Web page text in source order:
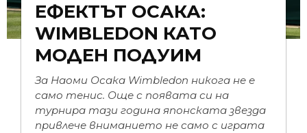
ЕФЕКТЪТ ОСАКА:
WIMBLEDON КАТО
МОДЕН ПОДУИМ
За Наоми Осака Wimbledon никога не е
само тенис. Още с появата си на
турнира тази година японската звезда
привлече вниманието не само с играта